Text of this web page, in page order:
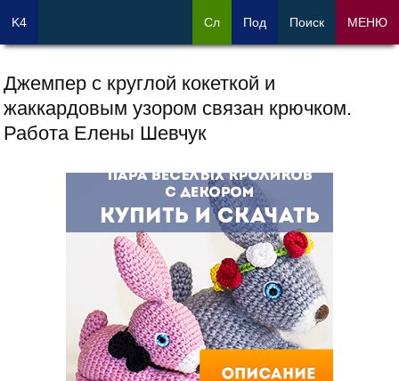
Джемпер с круглой кокеткой и
жаккардовым узором связан крючком.
Работа Елены Шевчук
K4 Сл Под Поиск МЕНЮ